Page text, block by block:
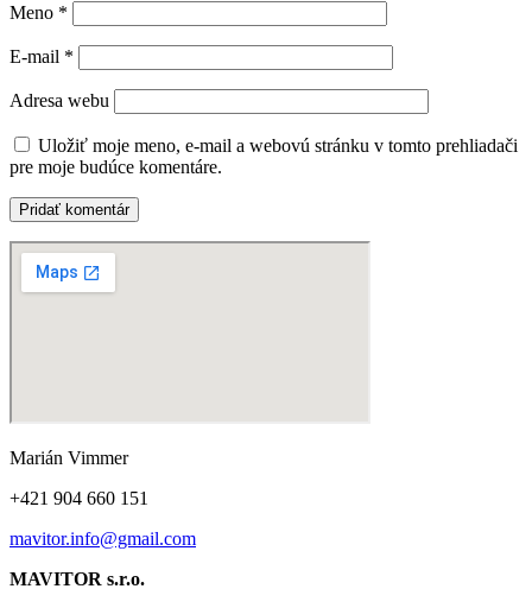
Meno *
E-mail *
Adresa webu
Uložiť moje meno, e-mail a webovú stránku v tomto prehliadači
pre moje budúce komentáre.
Marián Vimmer
+421 904 660 151
mavitor.info@gmail.com
MAVITOR s.r.o.